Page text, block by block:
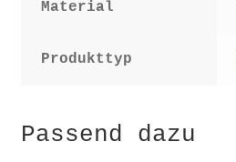
Material
Produkttyp
Passend dazu